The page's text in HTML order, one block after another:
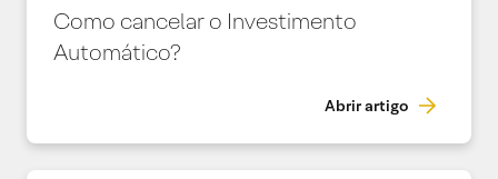
Como cancelar o Investimento
Automático?
Abrir artigo